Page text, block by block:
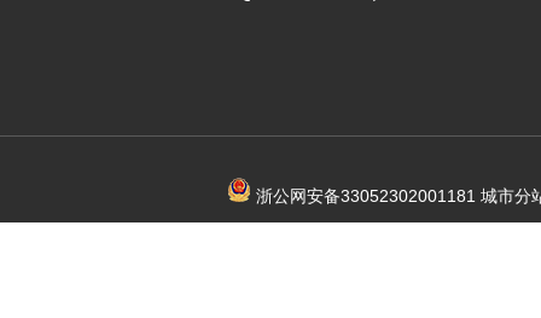
浙公网安备33052302001181 城市分